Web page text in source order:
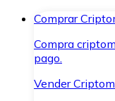
Comprar
Compra
pago.
Vender